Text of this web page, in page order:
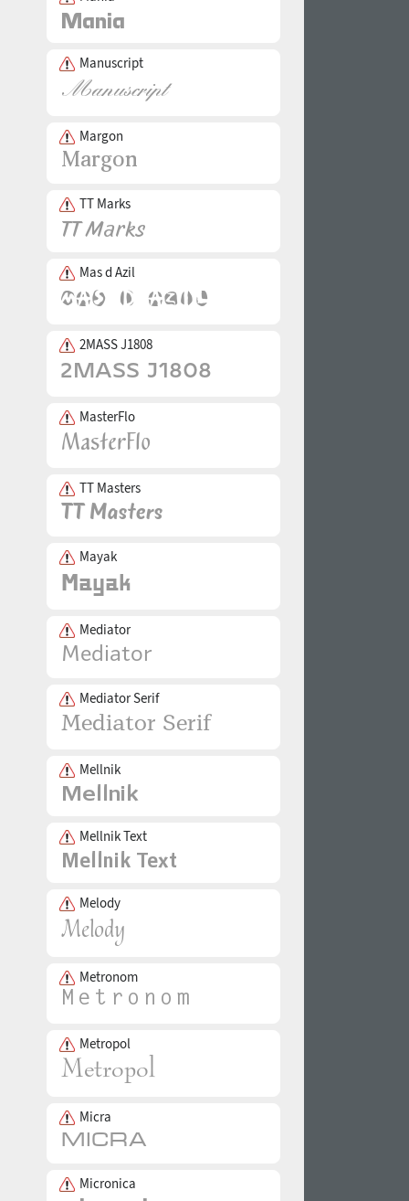
Manuscript
Margon
TT Marks
Mas d Azil
2MASS J1808
MasterFlo
TT Masters
Mayak
Mediator
Mediator Serif
Mellnik
Mellnik Text
Melody
Metronom
Metropol
Micra
Micronica